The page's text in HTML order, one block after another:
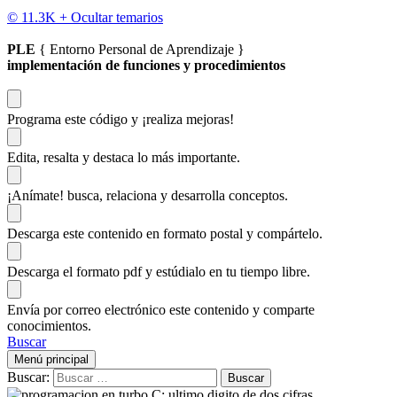
© 11.3K + Ocultar temarios
PLE { Entorno Personal de Aprendizaje }
implementación de funciones y procedimientos
Programa este código y ¡realiza mejoras!
Edita, resalta y destaca lo más importante.
¡Anímate! busca, relaciona y desarrolla conceptos.
Descarga este contenido en formato postal y compártelo.
Descarga el formato pdf y estúdialo en tu tiempo libre.
Envía por correo electrónico este contenido y comparte
conocimientos.
Buscar
Menú principal
Buscar: